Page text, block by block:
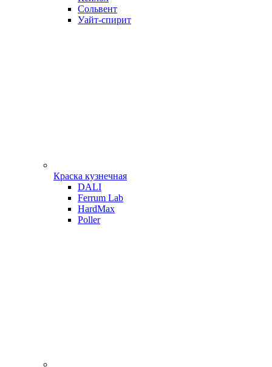
Сольвент
Уайт-спирит
Краска кузнечная
DALI
Ferrum Lab
HardMax
Poller